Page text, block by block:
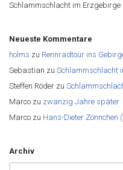
Schlammschlacht im Erzgebirge
Neueste Kommentare
holms zu Rennradtour ins
Sebastian zu Schlammschlacht
Steffen Röder zu
Marco zu zwanzig Jahre später
Marco zu Hans-Dieter Zönnchen
Archiv